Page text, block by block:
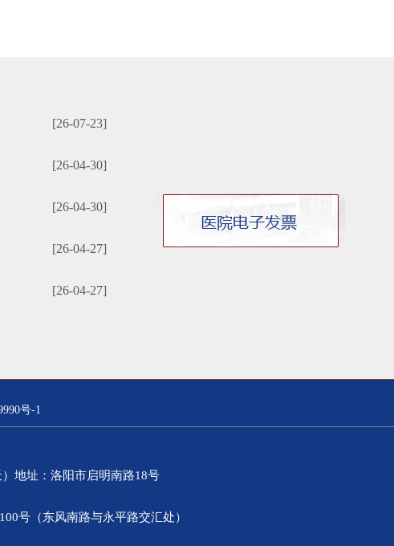
[26-07-23]
[26-04-30]
[26-04-30]
[26-04-27]
[26-04-27]
号-1
地址：洛阳市启明南路18号
号（东风南路与永平路交汇处）